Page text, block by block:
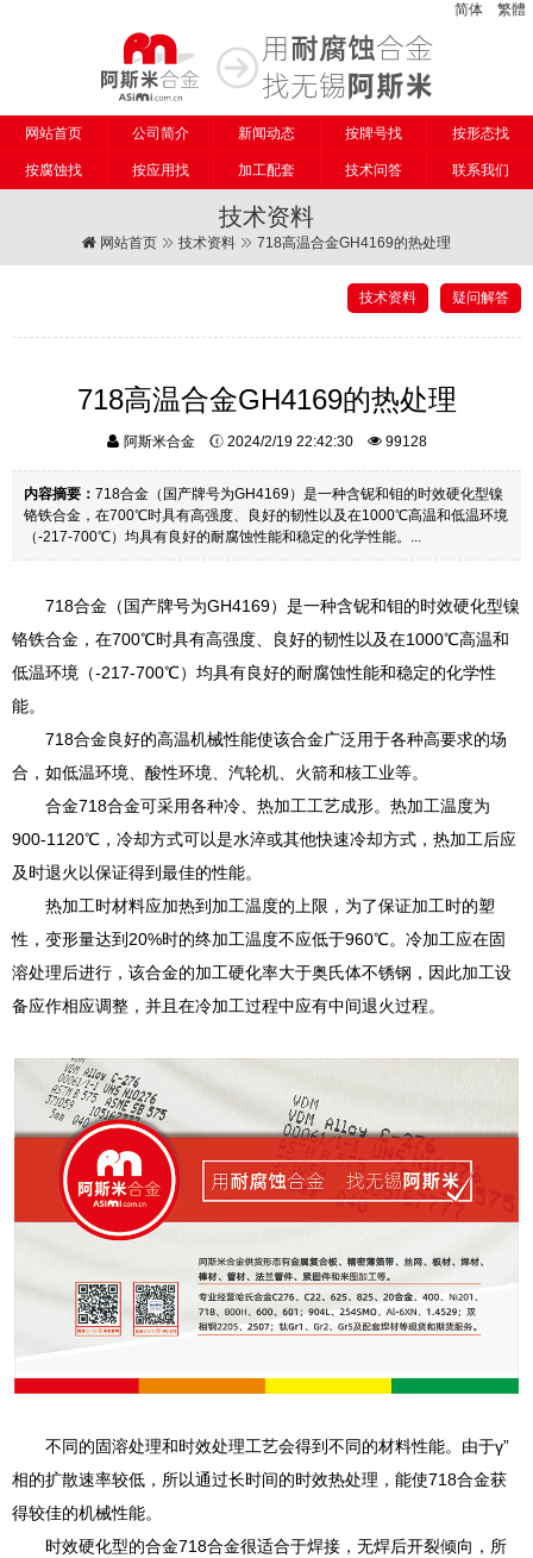
简体 繁體
网站首页 公司简介 新闻动态 按牌号找 按形态找
按腐蚀找 按应用找 加工配套 技术问答 联系我们
技术资料
网站首页 技术资料 718高温合金GH4169的热处理
技术资料 疑问解答
718高温合金GH4169的热处理
阿斯米合金 2024/2/19 22:42:30 99128
内容摘要： 718合金（国产牌号为GH4169）是一种含铌和钼的时效硬化型镍
铬铁合金，在700℃时具有高强度、良好的韧性以及在1000℃高温和低温环境
（-217-700℃）均具有良好的耐腐蚀性能和稳定的化学性能。...
718合金（国产牌号为GH4169）是一种含铌和钼的时效硬化型镍
铬铁合金，在700℃时具有高强度、良好的韧性以及在1000℃高温和
低温环境（-217-700℃）均具有良好的耐腐蚀性能和稳定的化学性
能。
718合金良好的高温机械性能使该合金广泛用于各种高要求的场
合，如低温环境、酸性环境、汽轮机、火箭和核工业等。
合金718合金可采用各种冷、热加工工艺成形。热加工温度为
900-1120℃，冷却方式可以是水淬或其他快速冷却方式，热加工后应
及时退火以保证得到最佳的性能。
热加工时材料应加热到加工温度的上限，为了保证加工时的塑
性，变形量达到20%时的终加工温度不应低于960℃。冷加工应在固
溶处理后进行，该合金的加工硬化率大于奥氏体不锈钢，因此加工设
备应作相应调整，并且在冷加工过程中应有中间退火过程。
不同的固溶处理和时效处理工艺会得到不同的材料性能。由于γ”
相的扩散速率较低，所以通过长时间的时效热处理，能使718合金获
得较佳的机械性能。
时效硬化型的合金718合金很适合于焊接，无焊后开裂倾向，所